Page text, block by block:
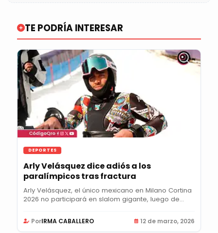
TE PODRÍA INTERESAR
DEPORTES
Arly Velásquez dice adiós a los
paralímpicos tras fractura
Arly Velásquez, el único mexicano en Milano Cortina
2026 no participará en slalom gigante, luego de...
PorIRMA CABALLERO 12 de marzo, 2026